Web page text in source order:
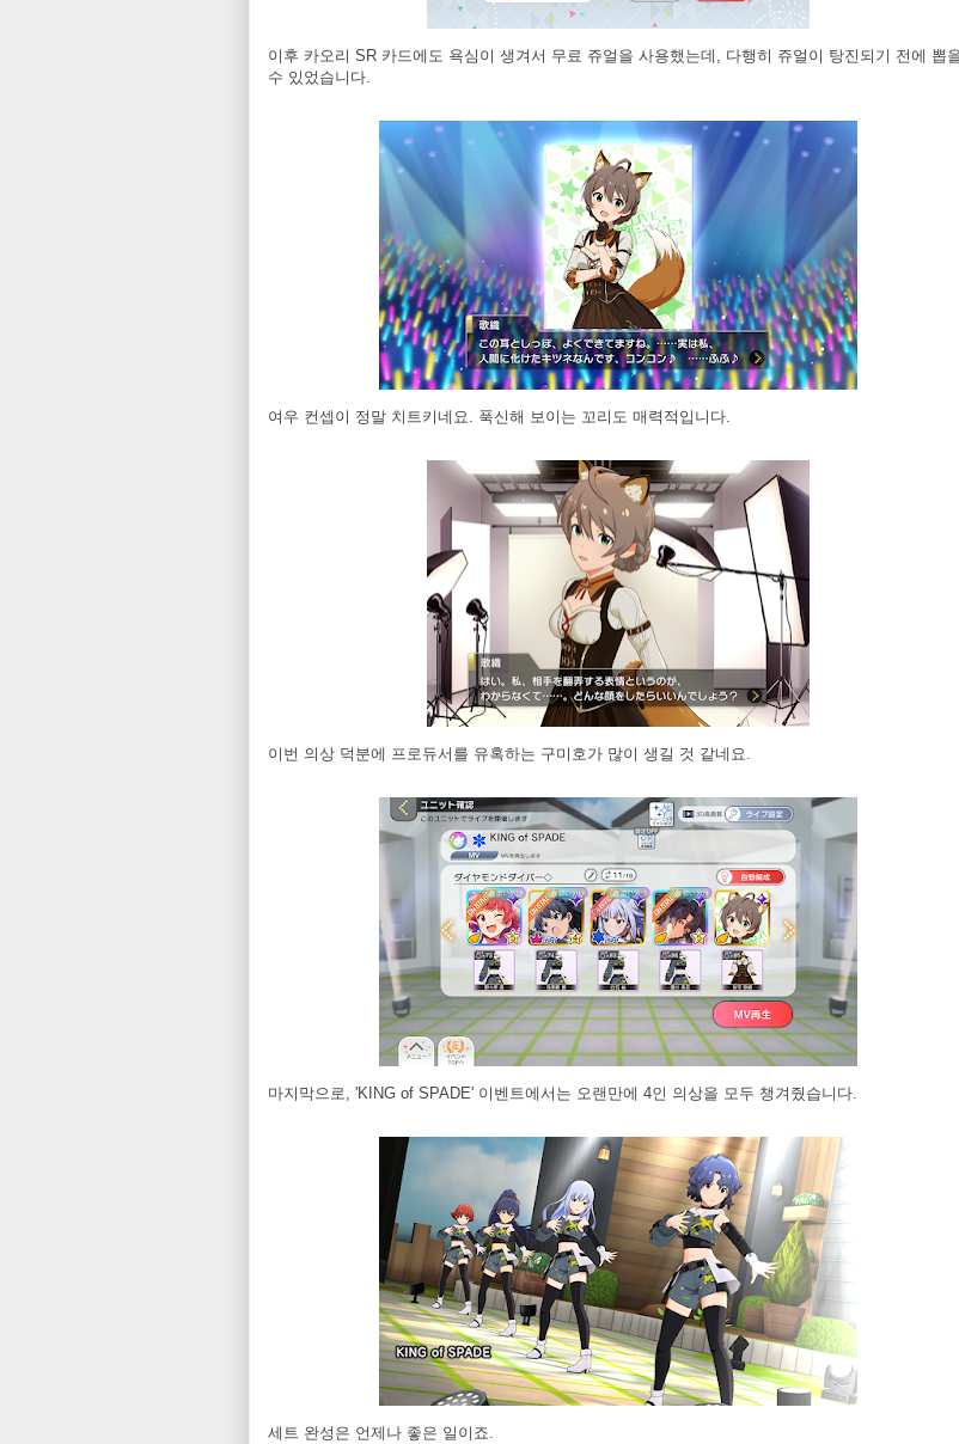
이후 카오리 SR 카드에도 욕심이 생겨서 무료 쥬얼을 사용했는데, 다행히 쥬얼이 탕진되기 전에 뽑
수 있었습니다.
여우 컨셉이 정말 치트키네요. 푹신해 보이는 꼬리도 매력적입니다.
이번 의상 덕분에 프로듀서를 유혹하는 구미호가 많이 생길 것 같네요.
마지막으로, 'KING of SPADE' 이벤트에서는 오랜만에 4인 의상을 모두 챙겨줬습니다.
세트 완성은 언제나 좋은 일이죠.